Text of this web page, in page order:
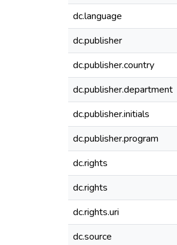
dc.language
dc.publisher
dc.publisher.country
dc.publisher.department
dc.publisher.initials
dc.publisher.program
dc.rights
dc.rights
dc.rights.uri
dc.source